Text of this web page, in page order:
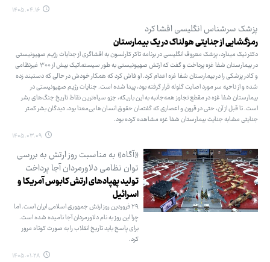
۱۴۰۵.۰۴.۱۶
پزشک سرشناس انگلیسی افشا کرد
رمزگشایی از جنایتی هولناک در یک بیمارستان
دکتر نیک مینارد، پزشک معروف انگلیسی در برنامه تاکر کارلسون به افشاگری از جنایات رژیم صهیونیستی
در بیمارستان شفا غزه پرداخت و گفت که ارتش صهیونیستی به طور سیستماتیک بیش از ۳۰۰ غیرنظامی
و کادر پزشکی را در بیمارستان شفا غزه اعدام کرد. او فاش کرد که همکار خودش در حالی که دستبند زده
شده و از ناحیه سر مورد اصابت گلوله قرار گرفته بود، پیدا شده است. جنایات رژیم صهیونیستی در
بیمارستان شفا غزه در مقطع تجاوز همه‌جانبه به این باریکه، جزو سیاه‌ترین نقاط تاریخ جنگ‌های بشر
است. تا قبل از آن، حتی در قرون و اعصاری که گفتمان حقوق انسان‌ها بی‌معنا بود، دیدگان بشر کمتر
جنایتی مشابه جنایت بیمارستان شفا غزه مشاهده کرده بود.
۱۴۰۵.۰۳.۰۹
«آگاه» به مناسبت روز ارتش به بررسی
توان نظامی دلاورمردان آجا پرداخت
تولید پهپادهای ارتش کابوس آمریکا و
اسرائیل
۲۹ فروردین روز ارتش جمهوری اسلامی ایران است. اما
چرا این روز به نام دلاورمردان آجا نامیده شده است.
برای پاسخ باید تاریخ انقلاب را به صورت کوتاه مرور
کرد.
۱۴۰۵.۰۱.۲۸